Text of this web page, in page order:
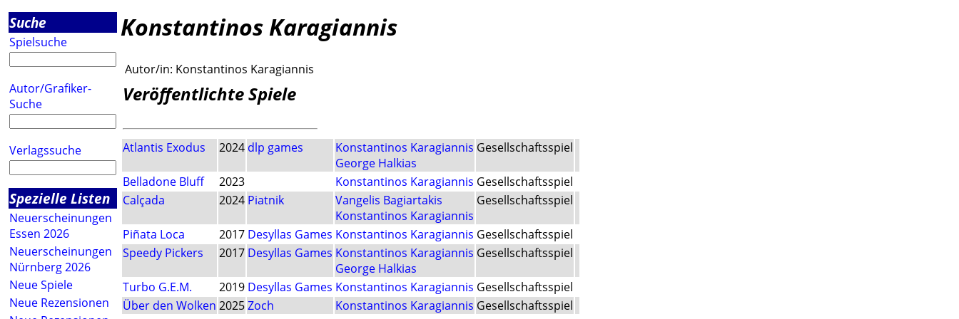
Suche
Spielsuche
Autor/Grafiker-
Suche
Verlagssuche
Spezielle Listen
Neuerscheinungen
Essen 2026
Neuerscheinungen
Nürnberg 2026
Neue Spiele
Neue Rezensionen
Konstantinos Karagiannis
Autor/in: Konstantinos Karagiannis
Veröffentlichte Spiele
Atlantis Exodus 2024 dlp games
Konstantinos Karagiannis
George Halkias
Gesellschaftsspiel
Belladone Bluff 2023 Konstantinos Karagiannis Gesellschaftsspiel
Calçada
2024 Piatnik
Vangelis Bagiartakis
Konstantinos Karagiannis
Gesellschaftsspiel
Piñata Loca 2017 Desyllas Games Konstantinos Karagiannis Gesellschaftsspiel
Speedy Pickers
2017 Desyllas Games Konstantinos Karagiannis
George Halkias
Gesellschaftsspiel
Turbo G.E.M. 2019 Desyllas Games Konstantinos Karagiannis Gesellschaftsspiel
Über den Wolken 2025Zoch Konstantinos Karagiannis Gesellschaftsspiel